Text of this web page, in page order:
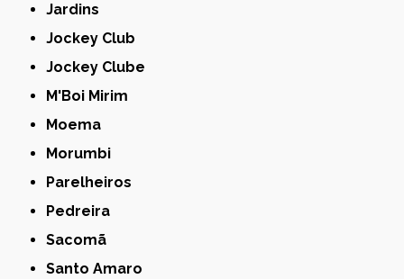
Jardins
Jockey Club
Jockey Clube
M'Boi Mirim
Moema
Morumbi
Parelheiros
Pedreira
Sacomã
Santo Amaro